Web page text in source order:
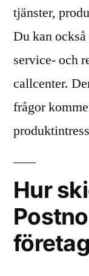
tjänster,
Du kan
service- och
callcenter.
frågor
Hur